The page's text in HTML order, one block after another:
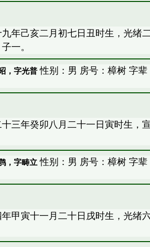
年己亥二月初七日丑时生，光绪
一。
，字光普性别：男 房号：樟树 字辈
三年癸卯八月二十一日寅时生，
，字畴立 性别：男 房号：樟树 字
甲寅十一月二十日戌时生，光绪